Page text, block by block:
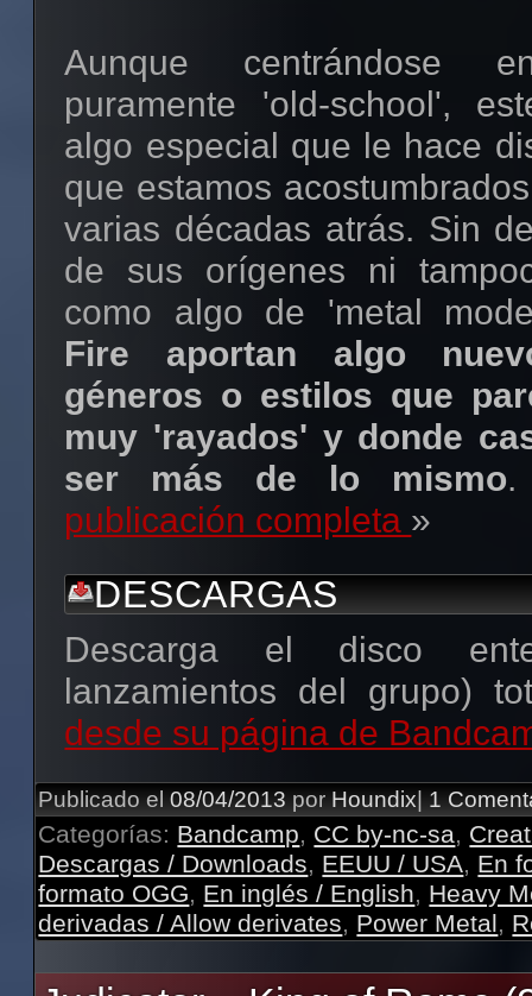
Aunque centrándose
puramente 'old-school',
algo especial que le hace
que estamos
varias décadas atrás. Sin
de sus orígenes ni
como algo de 'metal
Fire aportan algo
géneros o estilos que
muy 'rayados' y donde
ser más de lo mismo.
publicación completa »
DESCARGAS
Descarga el disco
lanzamientos del grupo)
desde su página de
Publicado el 08/04/2013 por Houndix| 1
Categorías: Bandcamp, CC by-nc-sa,
Descargas / Downloads, EEUU / USA, En
formato OGG, En inglés / English, Heavy
derivadas / Allow derivates, Power Metal,